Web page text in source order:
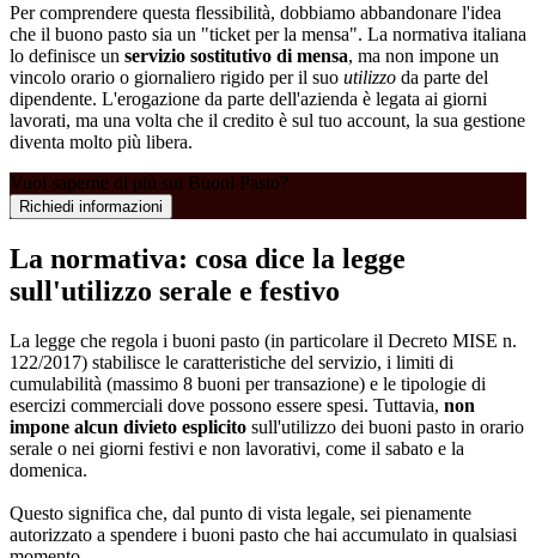
Per comprendere questa flessibilità, dobbiamo abbandonare l'idea
che il buono pasto sia un "ticket per la mensa". La normativa italiana
lo definisce un servizio sostitutivo di mensa, ma non impone un
vincolo orario o giornaliero rigido per il suo utilizzo da parte del
dipendente. L'erogazione da parte dell'azienda è legata ai giorni
lavorati, ma una volta che il credito è sul tuo account, la sua gestione
diventa molto più libera.
Vuoi saperne di più sui Buoni Pasto?
Richiedi informazioni
La normativa: cosa dice la legge
sull'utilizzo serale e festivo
La legge che regola i buoni pasto (in particolare il Decreto MISE n.
122/2017) stabilisce le caratteristiche del servizio, i limiti di
cumulabilità (massimo 8 buoni per transazione) e le tipologie di
esercizi commerciali dove possono essere spesi. Tuttavia, non
impone alcun divieto esplicito sull'utilizzo dei buoni pasto in orario
serale o nei giorni festivi e non lavorativi, come il sabato e la
domenica.
Questo significa che, dal punto di vista legale, sei pienamente
autorizzato a spendere i buoni pasto che hai accumulato in qualsiasi